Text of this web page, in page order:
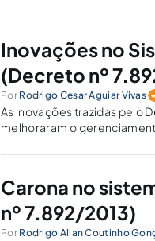
Inovações no
(Decreto nº
Por Rodrigo Cesar Aguiar Vivas
As inovações trazidas pelo
melhoraram o
Carona no
nº 7.892/2013)
Por Rodrigo Allan Coutinho